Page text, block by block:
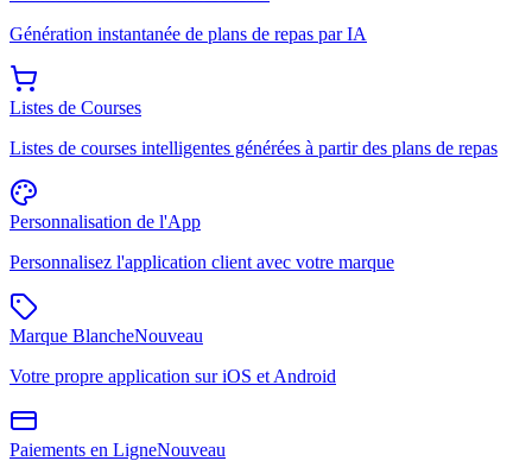
Génération instantanée de plans de repas par IA
Listes de Courses
Listes de courses intelligentes générées à partir des plans de repas
Personnalisation de l'App
Personnalisez l'application client avec votre marque
Marque BlancheNouveau
Votre propre application sur iOS et Android
Paiements en LigneNouveau